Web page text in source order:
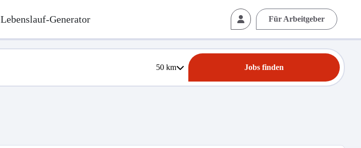
Lebenslauf-Generator Für Arbeitgeber
50km Jobs finden